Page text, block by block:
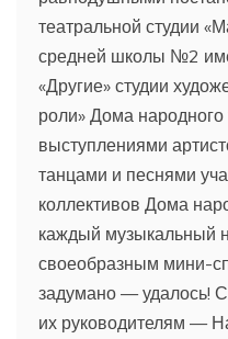
театральной студии
средней школы №2
«Другие» студии
роли» Дома
выступлениями
танцами и песнями
коллективов Дома
каждый музыкальный
своеобразным мини-
задумано — удалось!
их руководителям —